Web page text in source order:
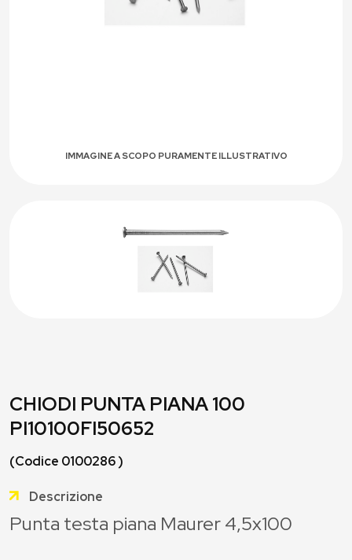
IMMAGINE A SCOPO PURAMENTE ILLUSTRATIVO
CHIODI PUNTA PIANA 100
PI10100FI50652
(Codice 0100286 )
Descrizione
Punta testa piana Maurer 4,5x100